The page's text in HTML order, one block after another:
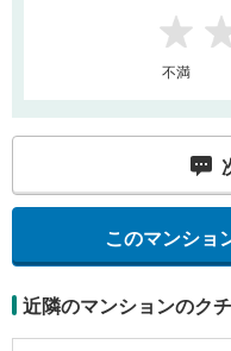
1 2
不満
このマンショ
近隣のマンションのク